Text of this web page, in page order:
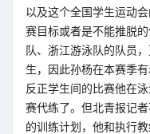
以及这个全国学生运动
赛目标或者是不能推脱
队、浙江游泳队的队员
生，因此孙杨在本赛季
反正学生间的比赛他在
赛代练了。但北青报记
的训练计划，他和执行